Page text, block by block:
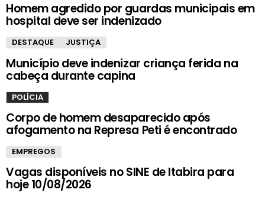
Homem agredido por guardas municipais em
hospital deve ser indenizado
DESTAQUE JUSTIÇA
Município deve indenizar criança ferida na
cabeça durante capina
POLÍCIA
Corpo de homem desaparecido após
afogamento na Represa Peti é encontrado
EMPREGOS
Vagas disponíveis no SINE de Itabira para
hoje 10/08/2026